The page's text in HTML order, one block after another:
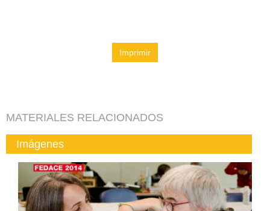
Imprimir
MATERIALES RELACIONADOS
Imágenes